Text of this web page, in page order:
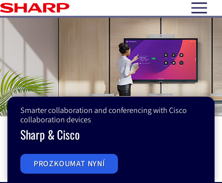
open
Smarter collaboration and conferencing with Cisco
collaboration devices
Sharp & Cisco
PROZKOUMAT NYNÍ